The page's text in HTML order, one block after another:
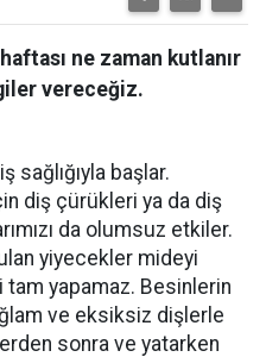
ne zaman kutlanır
vereceğiz.
sağlığıyla başlar.
diş çürükleri ya da diş
da olumsuz etkiler.
yiyecekler mideyi
tam yapamaz. Besinlerin
ve eksiksiz dişlerle
sonra ve yatarken